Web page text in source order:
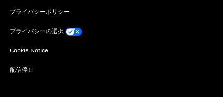
プライバシーポリシー
プライバシーの選択
Cookie Notice
配信停止